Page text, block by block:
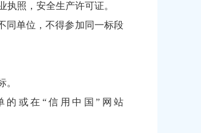
照，安全生产许可证。
同单位，不得参加同一标段
的或在“信用中国”网站